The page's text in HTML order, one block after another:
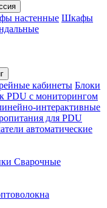
настенные Шкафы
кабинеты Блоки
PDU с мониторингом
интерактивные
для PDU
автоматические
Сварочные